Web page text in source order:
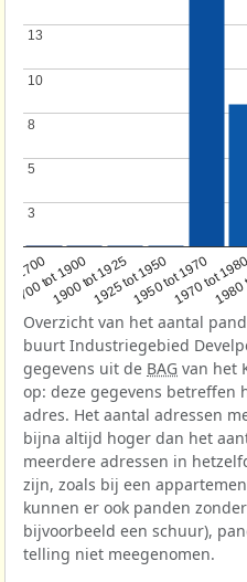
1700
1700 tot 1900
1900 tot 19251925 tot 19501950 tot 1970
1970 tot
3
3
5
5
8
8
10
10
13
13
Overzicht van het aantal
buurt Industriegebied
gegevens uit de BAG van het
op: deze gegevens betreffen
adres. Het aantal adressen
bijna altijd hoger dan het
meerdere adressen in
zijn, zoals bij een
kunnen er ook panden
bijvoorbeeld een schuur),
telling niet meegenomen.